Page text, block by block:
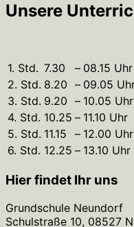
Unsere
1. Std. 7.30 – 08.15 Uhr
2. Std. 8.20 – 09.05
3. Std. 9.20 – 10.05 Uhr
4. Std. 10.25 – 11.10 Uhr
5. Std. 11.15 – 12.00 Uhr
6. Std. 12.25 – 13.10 Uhr
Hier findet Ihr uns
Grundschule Neundorf
Schulstraße 10, 08527